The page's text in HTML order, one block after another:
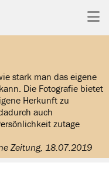
stark man das eigene
Die Fotografie bietet
Herkunft zu
auch
zutage
Zeitung, 18.07.2019